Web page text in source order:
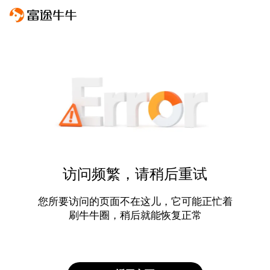
访问频繁，请稍后重试
您所要访问的页面不在这儿，它可能正忙着
刷牛牛圈，稍后就能恢复正常